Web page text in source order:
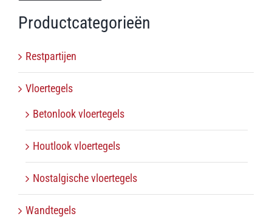
Productcategorieën
Restpartijen
Vloertegels
Betonlook vloertegels
Houtlook vloertegels
Nostalgische vloertegels
Wandtegels